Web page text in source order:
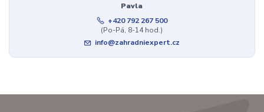
Pavla
+420 792 267 500
(Po-Pá, 8-14 hod.)
info@zahradniexpert.cz